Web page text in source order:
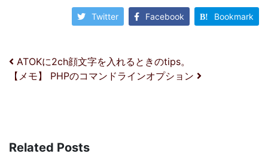
Twitter Facebook Bookmark
投稿ナビゲーション
ATOKに2ch顔文字を入れるときのtips。
【メモ】 PHPのコマンドラインオプション
Related Posts